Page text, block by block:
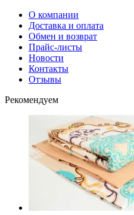
О компании
Доставка и оплата
Обмен и возврат
Прайс-листы
Новости
Контакты
Отзывы
Рекомендуем